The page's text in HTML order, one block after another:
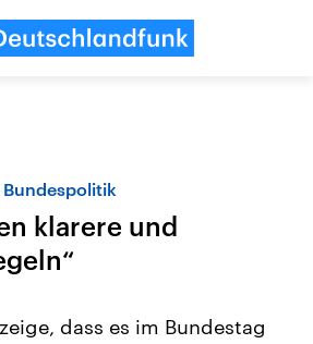
klarere und
dass es im Bundestag